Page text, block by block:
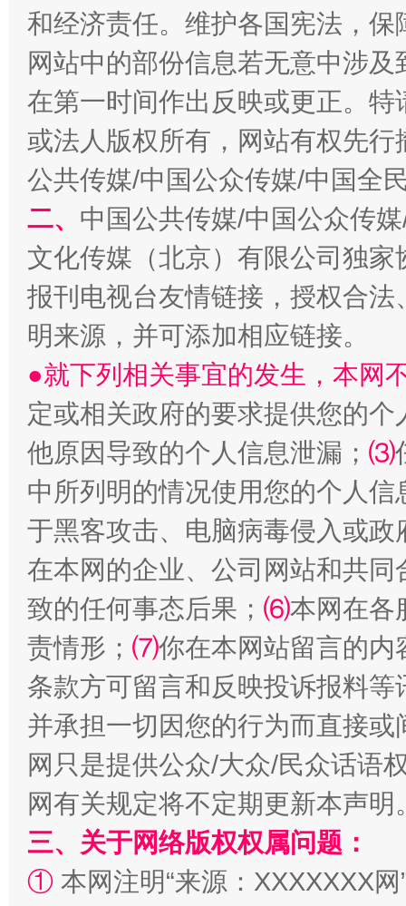
“刷贴”乱象丛生
生
揭批美国五大"原罪" "
解纷+调解+退费，一次搞定
站台名比不上好声名
和经济责任。维护各国宪法，
网站中的部份信息若无意中涉
在第一时间作出反映或更正。
或法人版权所有，网站有权先
公共传媒/中国公众传媒/中国全
二、 中国公共传媒/中国公众传
文化传媒（北京）有限公司独
报刊电视台友情链接，授权合
明来源，并可添加相应链接。
●就下列相关事宜的发生，本网
定或相关政府的要求提供您的个
他原因导致的个人信息泄漏； ⑶
中所列明的情况使用您的个人
于黑客攻击、电脑病毒侵入或
在本网的企业、公司网站和共
致的任何事态后果； ⑹本网在各
责情形； ⑺你在本网站留言的内
条款方可留言和反映投诉报料
并承担一切因您的行为而直接
网只是提供公众/大众/民众话语
网有关规定将不定期更新本声明
三、关于网络版权权属问题：
① 本网注明“来源：XXXXXXX